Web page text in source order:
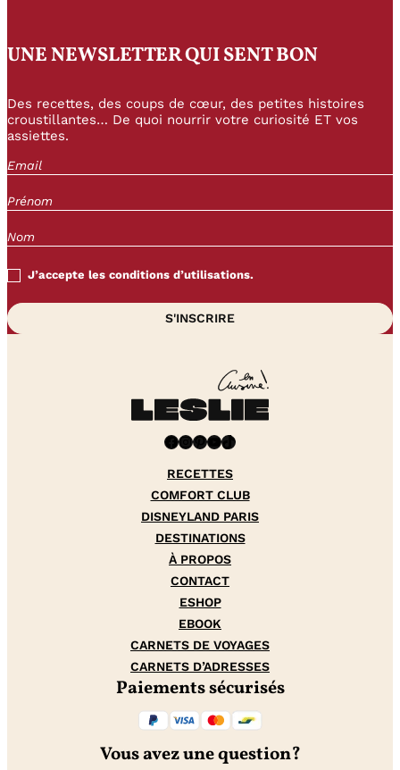
UNE NEWSLETTER QUI SENT BON
Des recettes, des coups de cœur, des petites histoires
croustillantes… De quoi nourrir votre curiosité ET vos
assiettes.
J’accepte les conditions d’utilisations.
Facebook InstagramPinterest YouTube TikTok
RECETTES
COMFORT CLUB
DISNEYLAND PARIS
DESTINATIONS
À PROPOS
CONTACT
ESHOP
EBOOK
CARNETS DE VOYAGES
CARNETS D’ADRESSES
Paiements sécurisés
Vous avez une question?